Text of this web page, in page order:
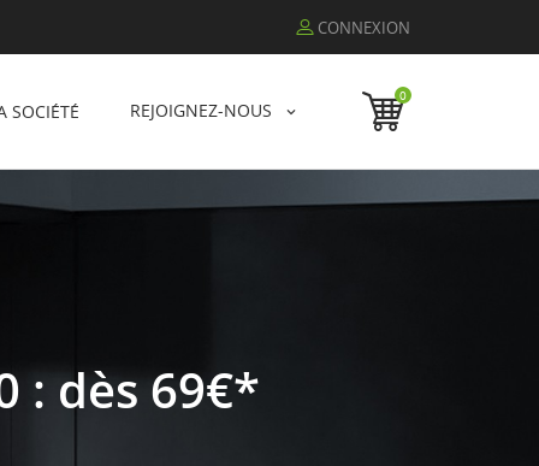
CONNEXION
SOCIÉTÉ REJOIGNEZ-NOUS
0
: dès 69€*